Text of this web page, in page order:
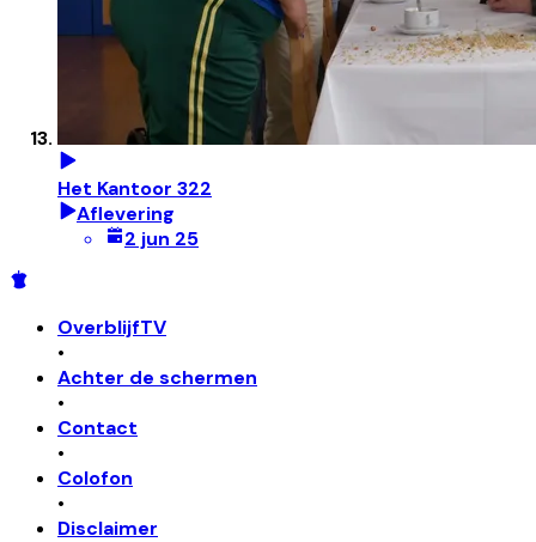
Het Kantoor 322
Aflevering
2 jun 25
OverblijfTV
•
Achter de schermen
•
Contact
•
Colofon
•
Disclaimer